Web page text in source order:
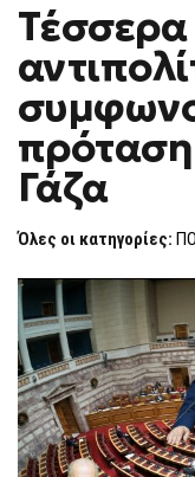
Γάζα
Όλες οι κατηγορίες: